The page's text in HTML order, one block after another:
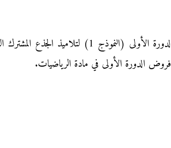
فرض المراقبة المستمرة الثاني في مادة
الدورة الأولى في مادة الرياضيات.